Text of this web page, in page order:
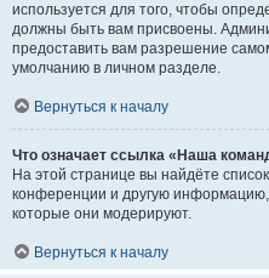
используется для того, чтобы
должны быть вам присвоены.
предоставить вам разрешение
умолчанию в личном разделе.
Вернуться к началу
Что означает ссылка «Наша
На этой странице вы найдёте
конференции и другую
которые они модерируют.
Вернуться к началу